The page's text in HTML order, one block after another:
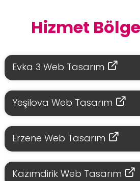
Hizmet
Evka 3 Web Tasarım
Yeşilova Web Tasarım
Erzene Web Tasarım
Kazımdirik Web Tasarım